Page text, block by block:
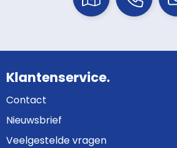
Klantenservice.
Contact
Nieuwsbrief
Veelgestelde vragen